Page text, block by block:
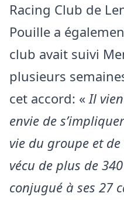
Racing Club de
Pouille a
club avait suivi
plusieurs
cet accord: «Il
envie de
vie du groupe et
vécu de plus de
conjugué à ses 27